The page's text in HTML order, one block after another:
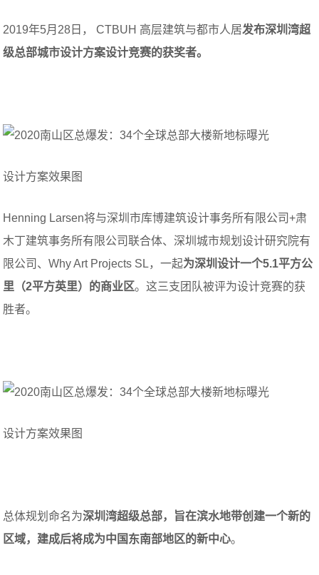
2019年5月28日， CTBUH 高层建筑与都市人居发布深圳湾超
级总部城市设计方案设计竞赛的获奖者。
设计方案效果图
Henning Larsen将与深圳市库博建筑设计事务所有限公司+肃
木丁建筑事务所有限公司联合体、深圳城市规划设计研究院有
限公司、Why Art Projects SL，一起为深圳设计一个5.1平方公
里（2平方英里）的商业区。这三支团队被评为设计竞赛的获
胜者。
设计方案效果图
总体规划命名为深圳湾超级总部，旨在滨水地带创建一个新的
区域，建成后将成为中国东南部地区的新中心。